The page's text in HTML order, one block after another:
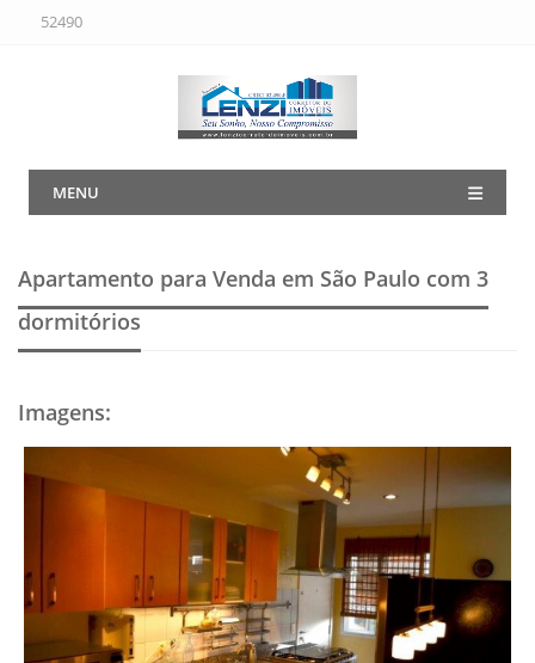
52490
MENU
Apartamento para Venda em São Paulo com 3
dormitórios
Imagens: